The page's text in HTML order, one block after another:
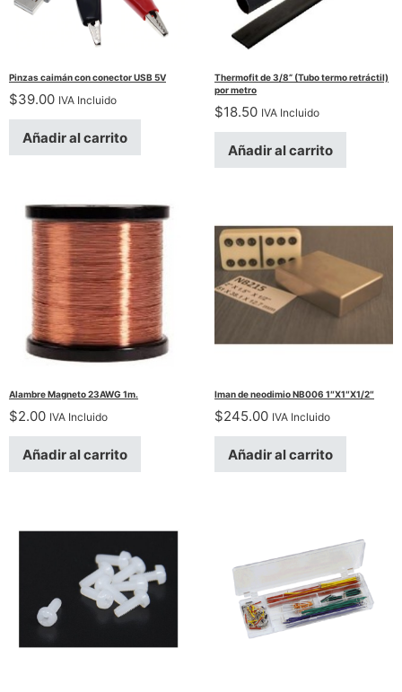
Pinzas caimán con conector USB 5V
$39.00 IVA Incluido
Añadir al carrito
Thermofit de 3/8” (Tubo termo retráctil)
por metro
$18.50 IVA Incluido
Añadir al carrito
Alambre Magneto 23AWG 1m.
$2.00 IVA Incluido
Añadir al carrito
Iman de neodimio NB006 1″X1″X1/2″
$245.00 IVA Incluido
Añadir al carrito